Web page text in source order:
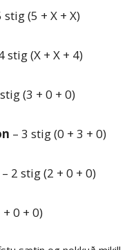
stig (5 + X + X)
stig (X + X + 4)
(3 + 0 + 0)
– 3 stig (0 + 3 + 0)
– 2 stig (2 + 0 + 0)
0 + 0)